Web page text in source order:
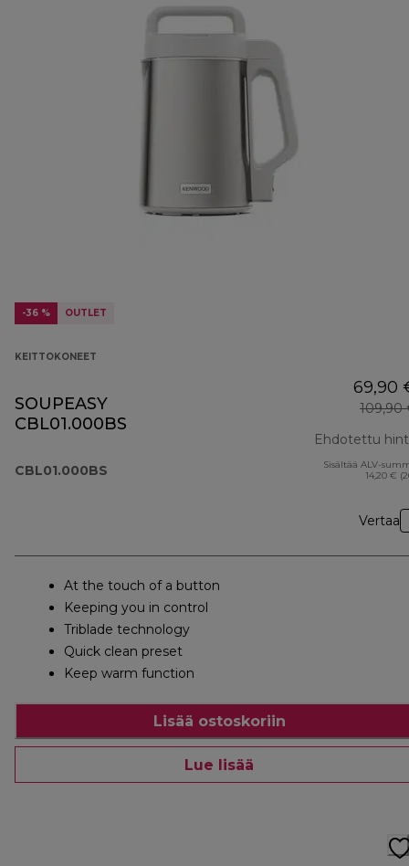
-36 % OUTLET
KEITTOKONEET
SOUPEASY
CBL01.000BS
CBL01.000BS
69,90
109,90
Ehdotettu
Sisältää ALV-
14,20 €
Vertaa
At the touch of a button
Keeping you in control
Triblade technology
Quick clean preset
Keep warm function
Lisää ostoskoriin
Lue lisää